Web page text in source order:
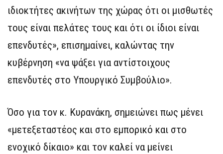
ιδιοκτήτες ακινήτων της χώρας ότι οι μισθωτές
τους είναι πελάτες τους και ότι οι ίδιοι είναι
επενδυτές», επισημαίνει, καλώντας την
κυβέρνηση «να ψάξει για αντίστοιχους
επενδυτές στο Υπουργικό Συμβούλιο».
Όσο για τον κ. Κυρανάκη, σημειώνει πως μένει
«μετεξεταστέος και στο εμπορικό και στο
ενοχικό δίκαιο» και τον καλεί να μείνει